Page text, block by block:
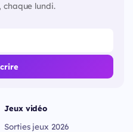
chaque lundi.
Jeux vidéo
Sorties jeux 2026